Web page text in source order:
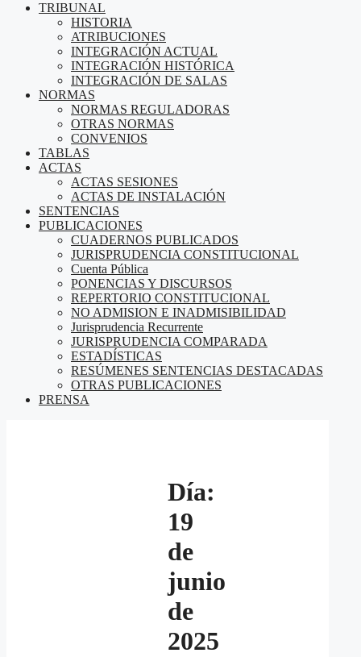
TRIBUNAL
HISTORIA
ATRIBUCIONES
INTEGRACIÓN ACTUAL
INTEGRACIÓN HISTÓRICA
INTEGRACIÓN DE SALAS
NORMAS
NORMAS REGULADORAS
OTRAS NORMAS
CONVENIOS
TABLAS
ACTAS
ACTAS SESIONES
ACTAS DE INSTALACIÓN
SENTENCIAS
PUBLICACIONES
CUADERNOS PUBLICADOS
JURISPRUDENCIA CONSTITUCIONAL
Cuenta Pública
PONENCIAS Y DISCURSOS
REPERTORIO CONSTITUCIONAL
NO ADMISION E INADMISIBILIDAD
Jurisprudencia Recurrente
JURISPRUDENCIA COMPARADA
ESTADÍSTICAS
RESÚMENES SENTENCIAS DESTACADAS
OTRAS PUBLICACIONES
PRENSA
Día:
19
de
junio
de
2025